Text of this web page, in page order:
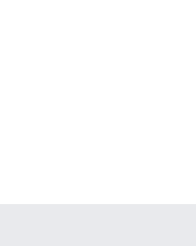
длины
250, 530, 610 и 850